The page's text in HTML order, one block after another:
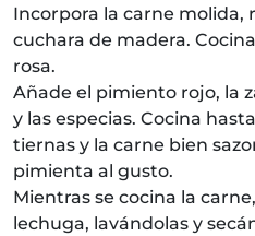
Incorpora la carne molida,
cuchara de madera.
rosa.
Añade el pimiento rojo, la
y las especias. Cocina
tiernas y la carne bien
pimienta al gusto.
Mientras se cocina la
lechuga, lavándolas y